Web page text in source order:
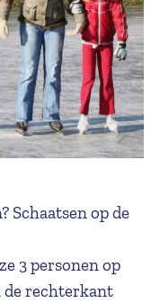
Schaatsen op de
3 personen op
de rechterkant